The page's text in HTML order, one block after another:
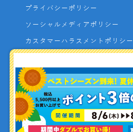
プライバシーポリシー
ソーシャルメディアポリシー
カスタマーハラスメントポリシー
よくあるご質問
お問い合わせ
利用者資金の保全方法